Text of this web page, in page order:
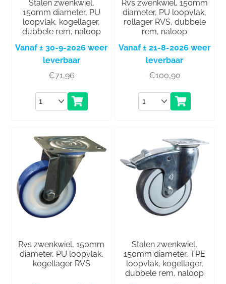
Stalen zwenkwiel,
150mm diameter, PU
loopvlak, kogellager,
dubbele rem, naloop
Vanaf ± 30-9-2026 weer
leverbaar
€71,96
Aantal
Rvs zwenkwiel, 150mm
diameter, PU loopvlak,
rollager RVS, dubbele
rem, naloop
Vanaf ± 21-8-2026 weer
leverbaar
€100,90
Aantal
Rvs zwenkwiel, 150mm
diameter, PU loopvlak,
kogellager RVS
Stalen zwenkwiel,
150mm diameter, TPE
loopvlak, kogellager,
dubbele rem, naloop